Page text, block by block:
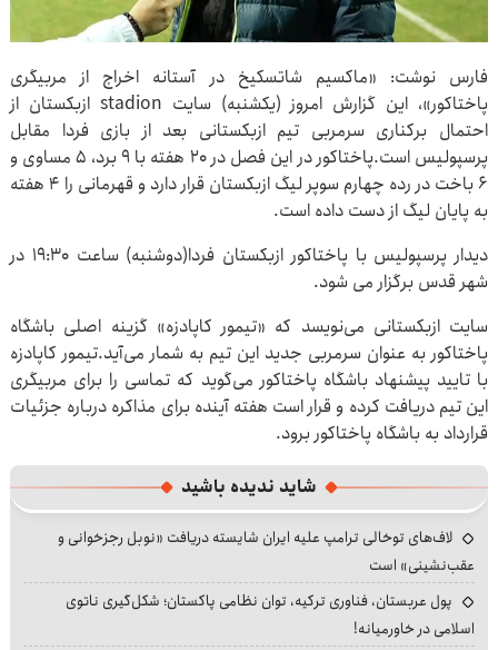
فارس نوشت: «ماکسیم شاتسکیخ در آستانه اخراج از مربیگری
پاختاکور»، این گزارش امروز (یکشنبه) سایت stadion ازبکستان از
احتمال برکناری سرمربی تیم ازبکستانی بعد از بازی فردا مقابل
پرسپولیس است.پاختاکور در این فصل در ۲۰ هفته با ۹ برد، ۵ مساوی و
۶ باخت در رده چهارم سوپر لیگ ازبکستان قرار دارد و قهرمانی را ۴ هفته
به پایان لیگ از دست داده است.
دیدار پرسپولیس با پاختاکور ازبکستان فردا(دوشنبه) ساعت ۱۹:۳۰ در
شهر قدس برگزار می شود.
سایت ازبکستانی می‌نویسد که «تیمور کاپادزه» گزینه اصلی باشگاه
پاختاکور به عنوان سرمربی جدید این تیم به شمار می‌آید.تیمور کاپادزه
با تایید پیشنهاد باشگاه پاختاکور می‌گوید که تماسی را برای مربیگری
این تیم دریافت کرده و قرار است هفته آینده برای مذاکره درباره جزئیات
قرارداد به باشگاه پاختاکور برود.
شاید ندیده باشید
لاف‌های توخالی ترامپ علیه ایران شایسته دریافت «نوبل رجزخوانی و
عقب‌نشینی» است
پول عربستان، فناوری ترکیه، توان نظامی پاکستان؛ شکل‌گیری ناتوی
اسلامی در خاورمیانه!